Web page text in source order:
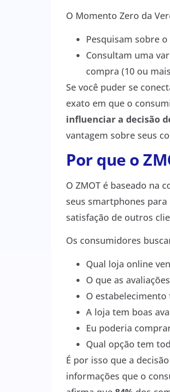
O Momento Zero da
Pesquisam sobre
Consultam uma
compra (10 ou
Se você puder se
exato em que o
influenciar a decisão
vantagem sobre seus
Por que o
O ZMOT é baseado na
seus smartphones
satisfação de outros
Os consumidores
Qual loja online
O que as
O
A loja tem boas
Eu poderia
Qual opção tem
É por isso que a
informações que o